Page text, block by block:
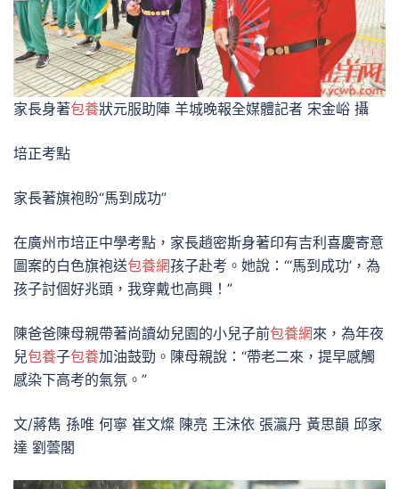
家長身著包養狀元服助陣 羊城晚報全媒體記者 宋金峪 攝
培正考點
家長著旗袍盼“馬到成功”
在廣州市培正中學考點，家長趙密斯身著印有吉利喜慶寄意
圖案的白色旗袍送包養網孩子赴考。她說：“‘馬到成功’，為
孩子討個好兆頭，我穿戴也高興！”
陳爸爸陳母親帶著尚讀幼兒園的小兒子前包養網來，為年夜
兒包養子包養加油鼓勁。陳母親說：“帶老二來，提早感觸
感染下高考的氣氛。”
文/蔣雋 孫唯 何寧 崔文燦 陳亮 王沫依 張瀛丹 黃思韻 邱家
達 劉蕓閣